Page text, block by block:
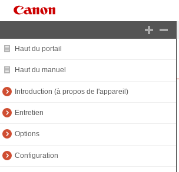
Haut du portail
Haut du manuel
Introduction (à propos de l'appareil)
Entretien
Options
Configuration